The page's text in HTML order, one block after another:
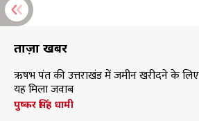
ताज़ा खबरें
ऋषभ पंत की उत्तराखंड में जमीन खरीदने के लिए
यह मिला जवाब
पुष्कर सिंह धामी